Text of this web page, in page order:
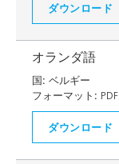
ダウンロード
オランダ語
国: ベルギー
フォーマット: PDF
ダウンロード